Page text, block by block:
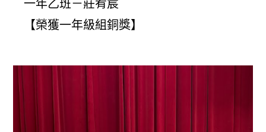
一年乙班－莊宥宸
【榮獲一年級組銅獎】